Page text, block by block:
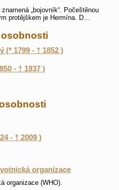
„bojovník“. Počeštěnou
protějškem je Hermína. D…
osobnosti
(* 1799 - † 1852 )
- † 1937 )
- † 2009 )
organizace
organizace (WHO).